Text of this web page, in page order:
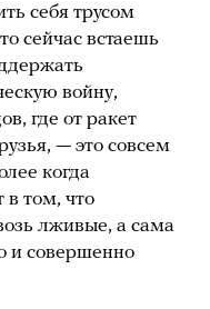
себя трусом
сейчас встаешь
войну,
где от ракет
— это совсем
когда
в том, что
лживые, а сама
и совершенно